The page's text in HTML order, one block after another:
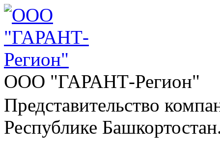
ООО "ГАРАНТ-Регион"
Представительство
Республике